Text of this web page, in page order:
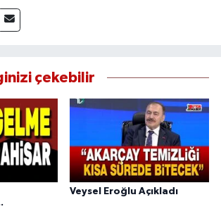
çekebilir
Veysel Eroğlu Açıkladı